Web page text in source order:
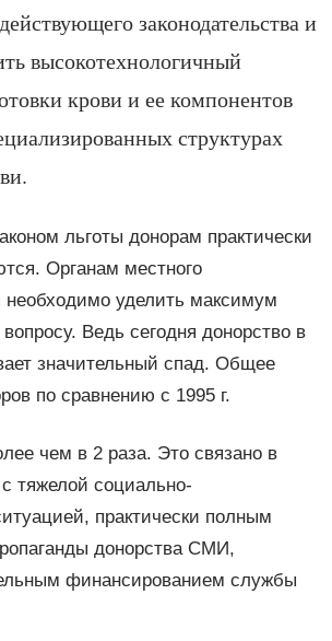
законодательства и
высокотехнологичный
крови и ее компонентов
структурах
льготы донорам практически
Органам местного
необходимо уделить максимум
Ведь сегодня донорство в
значительный спад. Общее
по сравнению с 1995 г.
чем в 2 раза. Это связано в
тяжелой социально-
практически полным
донорства СМИ,
финансированием службы